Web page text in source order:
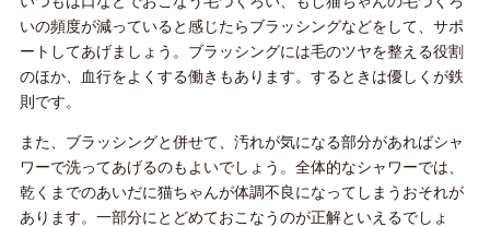
いの頻度が減っていると感じたらブラッシングなどをして、サポ
ートしてあげましょう。ブラッシングには毛のツヤを整える役割
のほか、血行をよくする働きもあります。するときは優しくが鉄
則です。
また、ブラッシングと併せて、汚れが気になる部分があればシャ
ワーで洗ってあげるのもよいでしょう。全体的なシャワーでは、
乾くまでのあいだに猫ちゃんが体調不良になってしまうおそれが
あります。一部分にとどめておこなうのが正解といえるでしょ